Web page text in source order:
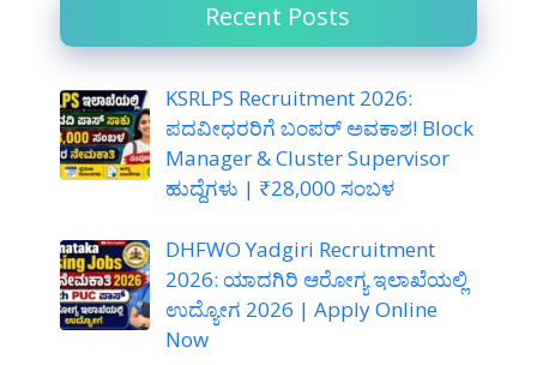
Recent Posts
KSRLPS Recruitment 2026:
ಪದವೀಧರರಿಗೆ ಬಂಪರ್ ಅವಕಾಶ! Block
Manager & Cluster Supervisor
ಹುದ್ದೆಗಳು | ₹28,000 ಸಂಬಳ
DHFWO Yadgiri Recruitment
2026: ಯಾದಗಿರಿ ಆರೋಗ್ಯ ಇಲಾಖೆಯಲ್ಲಿ
ಉದ್ಯೋಗ 2026 | Apply Online
Now